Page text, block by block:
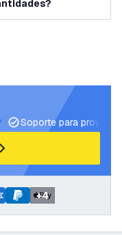
Soporte para
+4